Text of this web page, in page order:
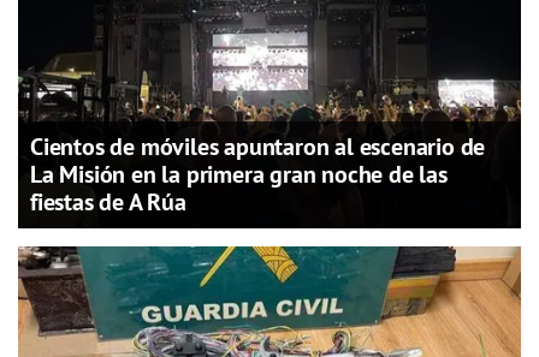
Cientos de móviles apuntaron al escenario de
La Misión en la primera gran noche de las
fiestas de A Rúa